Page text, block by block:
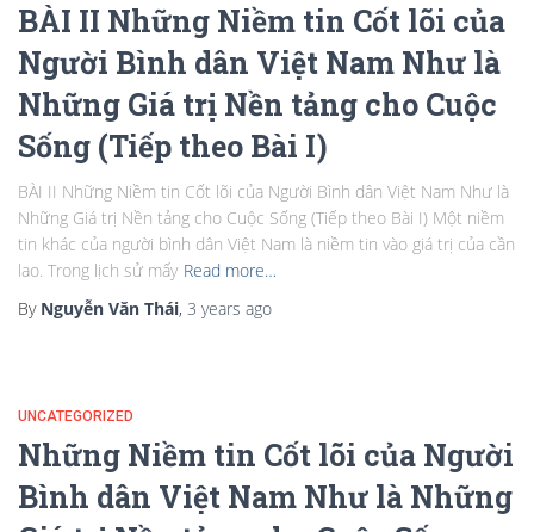
BÀI II Những Niềm tin Cốt lõi của
Người Bình dân Việt Nam Như là
Những Giá trị Nền tảng cho Cuộc
Sống (Tiếp theo Bài I)
BÀI II Những Niềm tin Cốt lõi của Người Bình dân Việt Nam Như là
Những Giá trị Nền tảng cho Cuộc Sống (Tiếp theo Bài I) Một niềm
tin khác của người bình dân Việt Nam là niềm tin vào giá trị của cần
lao. Trong lịch sử mấy Read more…
By Nguyễn Văn Thái, 3 years ago
UNCATEGORIZED
Những Niềm tin Cốt lõi của Người
Bình dân Việt Nam Như là Những